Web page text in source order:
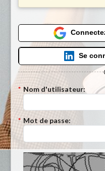
Se
* Nom d'utilisateur:
* Mot de passe: